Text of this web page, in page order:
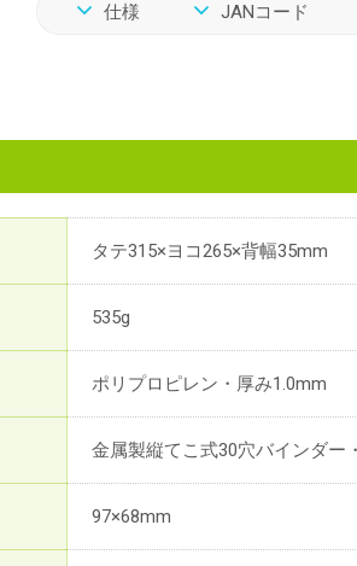
仕様 JANコード
タテ315×ヨコ265×背幅35mm
535g
ポリプロピレン・厚み1.0mm
金属製縦てこ式30穴バインダー
97×68mm